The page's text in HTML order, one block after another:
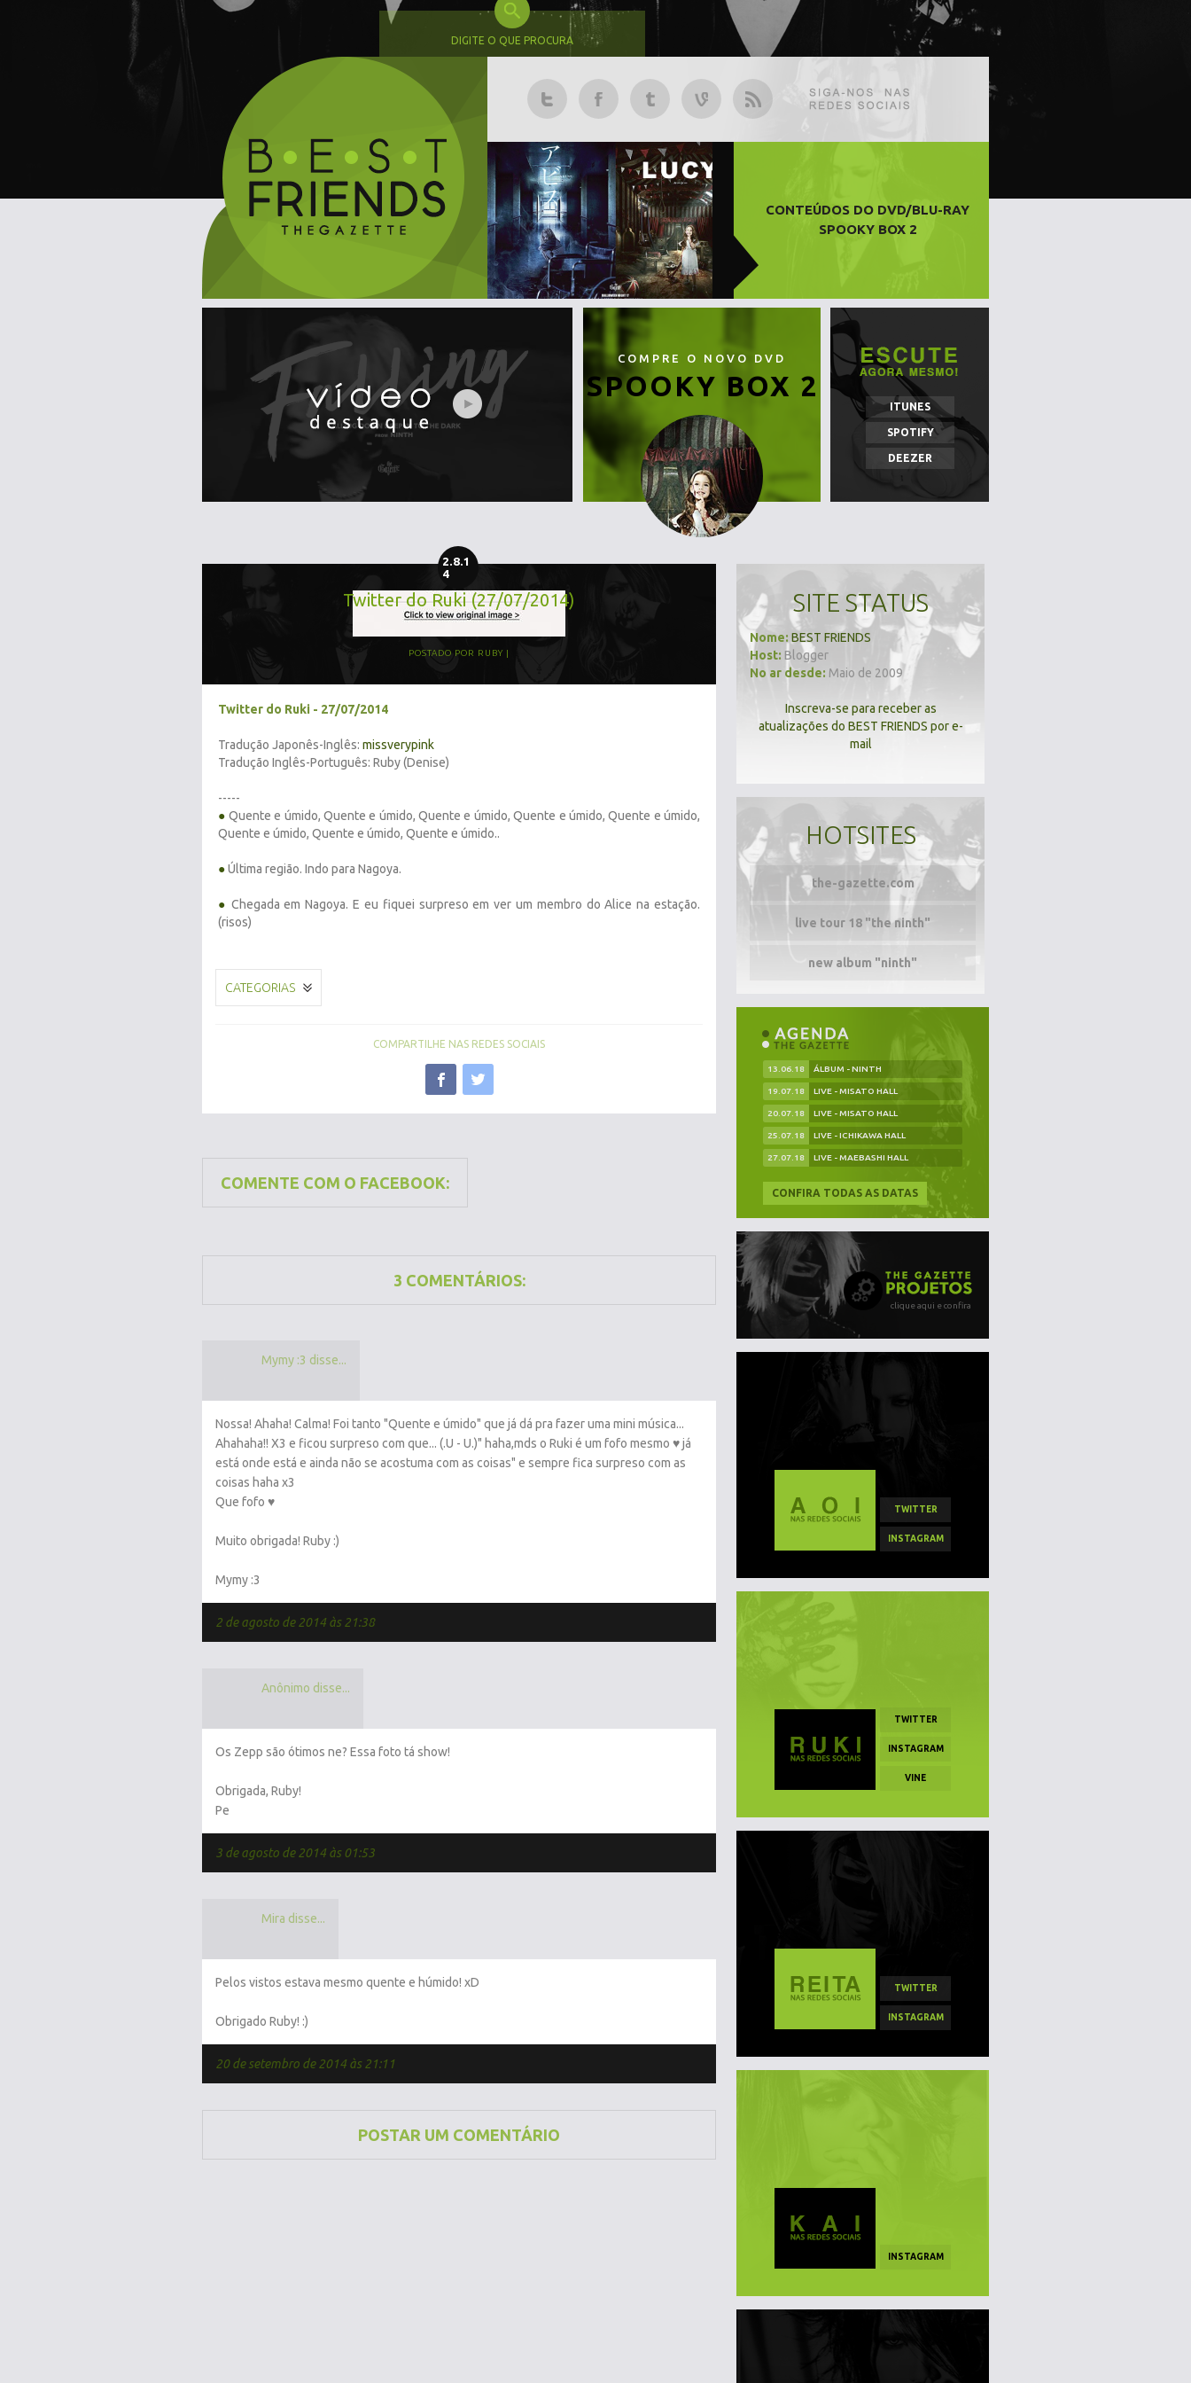
DIGITE O QUE PROCURA
CONTEÚDOS DO DVD/BLU-RAY
SPOOKY BOX 2
COMPRE O NOVO DVD
SPOOKY BOX 2
ITUNES
SPOTIFY
DEEZER
2.8.1
4
Twitter do Ruki (27/07/2014)
POSTADO POR RUBY
Twitter do Ruki - 27/07/2014
Tradução Japonês-Inglês: missverypink
Tradução Inglês-Português: Ruby (Denise)
-----
● Quente e úmido, Quente e úmido, Quente e úmido, Quente e úmido, Quente e úmido,
Quente e úmido, Quente e úmido, Quente e úmido..
●Última região. Indo para Nagoya.
● Chegada em Nagoya. E eu fiquei surpreso em ver um membro do Alice na estação.
(risos)
CATEGORIAS
COMPARTILHE NAS REDES SOCIAIS
COMENTE COM O FACEBOOK:
3 COMENTÁRIOS:
Mymy :3 disse...
Nossa! Ahaha! Calma! Foi tanto "Quente e úmido" que já dá pra fazer uma mini música...
Ahahaha!! X3 e ficou surpreso com que... (.U - U.)" haha,mds o Ruki é um fofo mesmo ♥ já
está onde está e ainda não se acostuma com as coisas" e sempre fica surpreso com as
coisas haha x3
Que fofo ♥
Muito obrigada! Ruby :)
Mymy :3
2 de agosto de 2014 às 21:38
Anônimo disse...
Os Zepp são ótimos ne? Essa foto tá show!
Obrigada, Ruby!
Pe
3 de agosto de 2014 às 01:53
Mira disse...
Pelos vistos estava mesmo quente e húmido! xD
Obrigado Ruby! :)
20 de setembro de 2014 às 21:11
POSTAR UM COMENTÁRIO
SITE STATUS
Nome: BEST FRIENDS
Host: Blogger
No ar desde: Maio de 2009
Inscreva-se para receber as
atualizações do BEST FRIENDS por e-
mail
HOTSITES
the-gazette.com
live tour 18 "the ninth"
new album "ninth"
13.06.18 ÁLBUM - NINTH
19.07.18 LIVE - MISATO HALL
20.07.18 LIVE - MISATO HALL
25.07.18 LIVE - ICHIKAWA HALL
27.07.18 LIVE - MAEBASHI HALL
CONFIRA TODAS AS DATAS
clique aqui e confira
TWITTER
INSTAGRAM
TWITTER
INSTAGRAM
VINE
TWITTER
INSTAGRAM
INSTAGRAM